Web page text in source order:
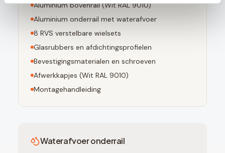
Aluminium bovenrail (Wit RAL 9010)
Aluminium onderrail met waterafvoer
8 RVS verstelbare wielsets
Glasrubbers en afdichtingsprofielen
Bevestigingsmaterialen en schroeven
Afwerkkapjes (Wit RAL 9010)
Montagehandleiding
Waterafvoer onderrail